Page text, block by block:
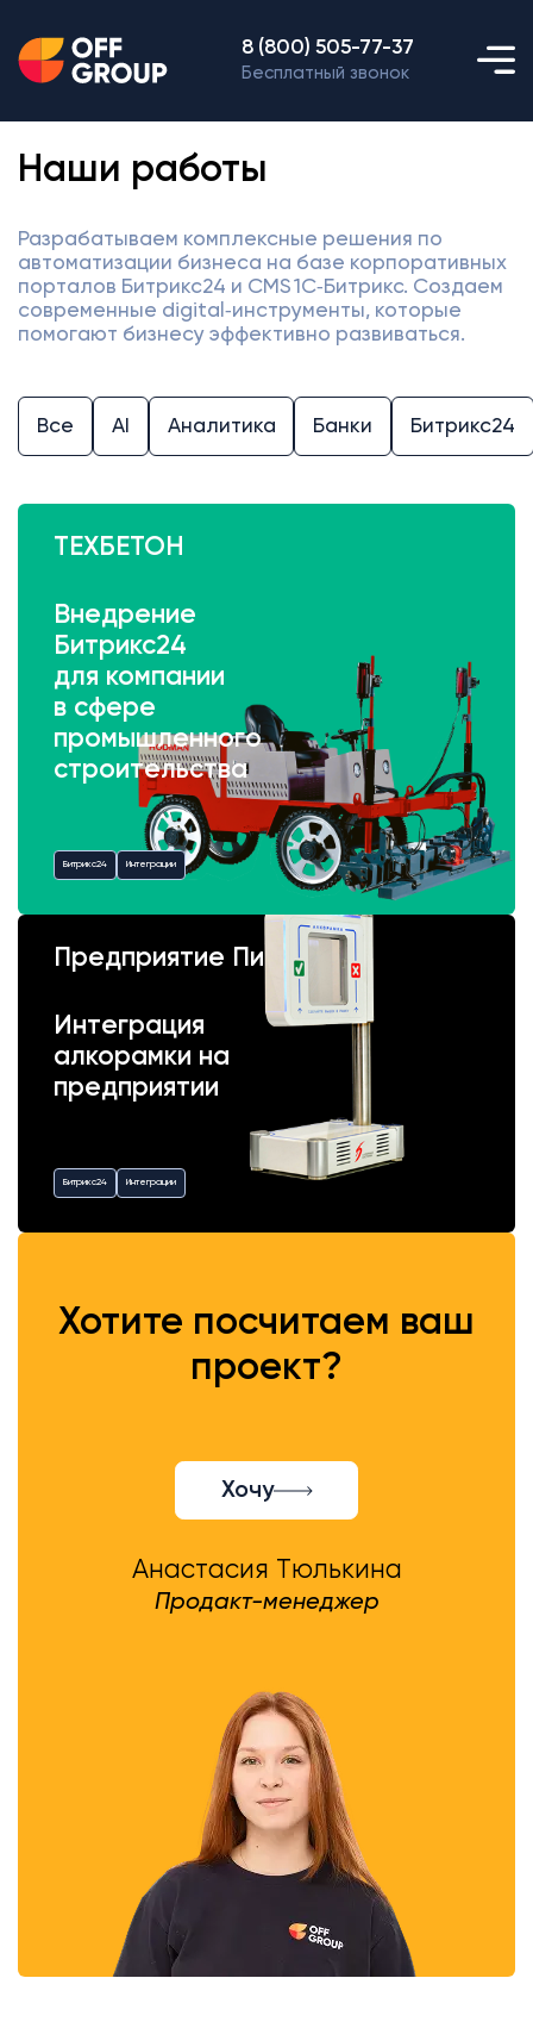
8 (800) 505-77-37
Бесплатный звонок
Наши работы
Разрабатываем комплексные решения по
автоматизации бизнеса на базе корпоративных
порталов Битрикс24 и CMS 1С‑Битрикс. Создаем
современные digital‑инструменты, которые
помогают бизнесу эффективно развиваться.
Все AI Аналитика Банки Битрикс24
ТЕХБЕТОН
Внедрение
Битрикс24
для компании
в сфере
промышленного
строительства
Битрикс24 Интеграции
Предприятие Пик
Интеграция
алкорамки на
предприятии
Битрикс24 Интеграции
Хотите посчитаем ваш
проект?
Хочу
Анастасия Тюлькина
Продакт-менеджер